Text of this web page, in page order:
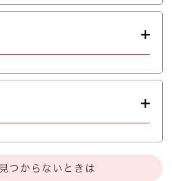
見つからないときは